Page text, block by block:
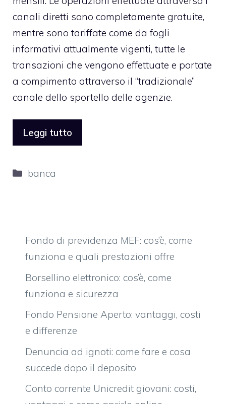
canali diretti sono completamente gratuite,
mentre sono tariffate come da fogli
informativi attualmente vigenti, tutte le
transazioni che vengono effettuate e portate
a compimento attraverso il “tradizionale”
canale dello sportello delle agenzie.
Leggi tutto
Categorie
banca
Fondo di previdenza MEF: cos’è, come
funziona e quali prestazioni offre
Borsellino elettronico: cos’è, come
funziona e sicurezza
Fondo Pensione Aperto: vantaggi, costi
e differenze
Denuncia ad ignoti: come fare e cosa
succede dopo il deposito
Conto corrente Unicredit giovani: costi,